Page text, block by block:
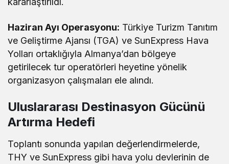
Haziran Ayı Operasyonu: Türkiye Turizm Tanıtım
ve Geliştirme Ajansı (TGA) ve SunExpress Hava
Yolları ortaklığıyla Almanya’dan bölgeye
getirilecek tur operatörleri heyetine yönelik
organizasyon çalışmaları ele alındı.
Uluslararası Destinasyon Gücünü
Artırma Hedefi
Toplantı sonunda yapılan değerlendirmelerde,
THY ve SunExpress gibi hava yolu devlerinin de